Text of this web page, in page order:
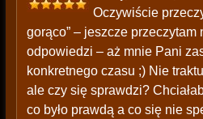
Oczywiście
gorąco” – jeszcze przeczytam
odpowiedzi – aż mnie Pani
konkretnego czasu ;) Nie
ale czy się sprawdzi?
co było prawdą a co się nie